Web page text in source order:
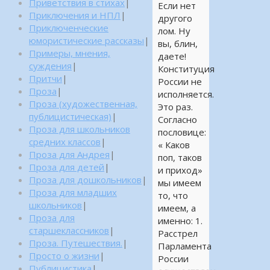
Если нет
другого
лом. Ну
вы, блин,
даете!
Конституция
России не
исполняется.
Это раз.
Согласно
пословице:
« Каков
поп, таков
и приход»
мы имеем
то, что
имеем, а
именно: 1.
Расстрел
Парламента
России
Приветствия в стихах
Приключения и НПЛ |
Приключенческие
юмористические рассказы |
Примеры, мнения,
суждения |
Притчи |
Проза |
Проза (художественная,
публицистическая) |
Проза для школьников
средних классов |
Проза для Андрея |
Проза для детей |
Проза для дошкольников |
Проза для младших
школьников |
Проза для
старшеклассников |
Проза. Путешествия. |
Просто о жизни |